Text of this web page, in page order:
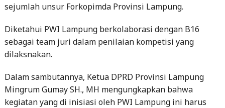
sejumlah unsur Forkopimda Provinsi Lampung.
Diketahui PWI Lampung berkolaborasi dengan B16
sebagai team juri dalam penilaian kompetisi yang
dilaksnakan.
Dalam sambutannya, Ketua DPRD Provinsi Lampung
Mingrum Gumay SH., MH mengungkapkan bahwa
kegiatan yang di inisiasi oleh PWI Lampung ini harus